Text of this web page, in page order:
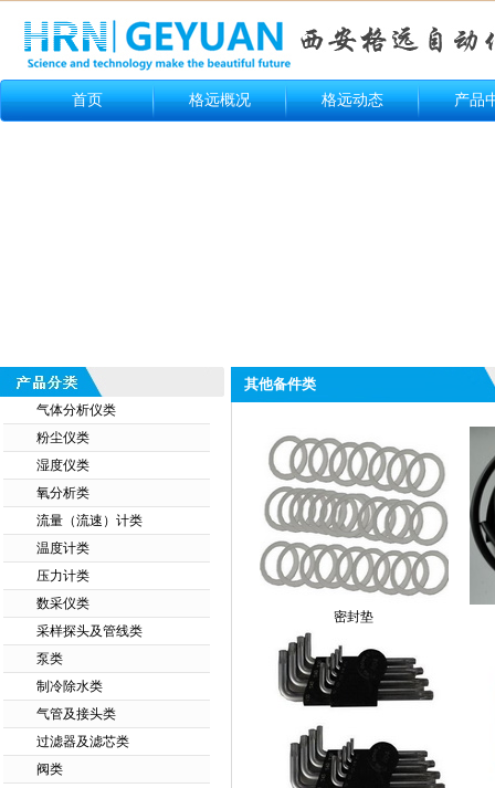
首页 格远概况 格远动态 产品
气体分析仪类
粉尘仪类
湿度仪类
氧分析类
流量（流速）计类
温度计类
压力计类
数采仪类
采样探头及管线类
泵类
制冷除水类
气管及接头类
过滤器及滤芯类
阀类
其他备件类
密封垫